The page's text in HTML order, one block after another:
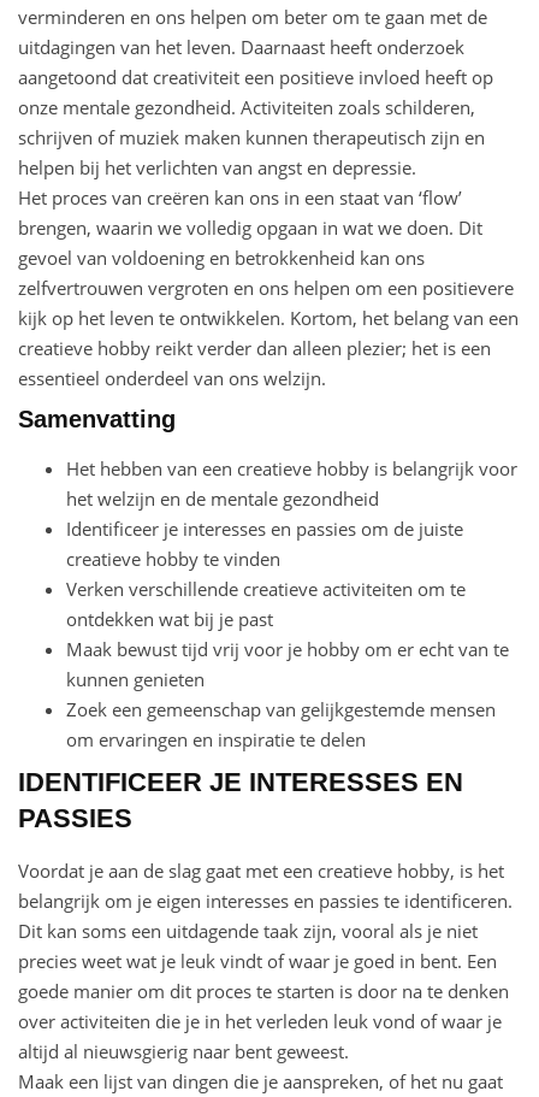
verminderen en ons helpen om beter om te gaan met de
uitdagingen van het leven. Daarnaast heeft onderzoek
aangetoond dat creativiteit een positieve invloed heeft op
onze mentale gezondheid. Activiteiten zoals schilderen,
schrijven of muziek maken kunnen therapeutisch zijn en
helpen bij het verlichten van angst en depressie.
Het proces van creëren kan ons in een staat van ‘flow’
brengen, waarin we volledig opgaan in wat we doen. Dit
gevoel van voldoening en betrokkenheid kan ons
zelfvertrouwen vergroten en ons helpen om een positievere
kijk op het leven te ontwikkelen. Kortom, het belang van een
creatieve hobby reikt verder dan alleen plezier; het is een
essentieel onderdeel van ons welzijn.
Samenvatting
Het hebben van een creatieve hobby is belangrijk voor
het welzijn en de mentale gezondheid
Identificeer je interesses en passies om de juiste
creatieve hobby te vinden
Verken verschillende creatieve activiteiten om te
ontdekken wat bij je past
Maak bewust tijd vrij voor je hobby om er echt van te
kunnen genieten
Zoek een gemeenschap van gelijkgestemde mensen
om ervaringen en inspiratie te delen
IDENTIFICEER JE INTERESSES EN
PASSIES
Voordat je aan de slag gaat met een creatieve hobby, is het
belangrijk om je eigen interesses en passies te identificeren.
Dit kan soms een uitdagende taak zijn, vooral als je niet
precies weet wat je leuk vindt of waar je goed in bent. Een
goede manier om dit proces te starten is door na te denken
over activiteiten die je in het verleden leuk vond of waar je
altijd al nieuwsgierig naar bent geweest.
Maak een lijst van dingen die je aanspreken, of het nu gaat